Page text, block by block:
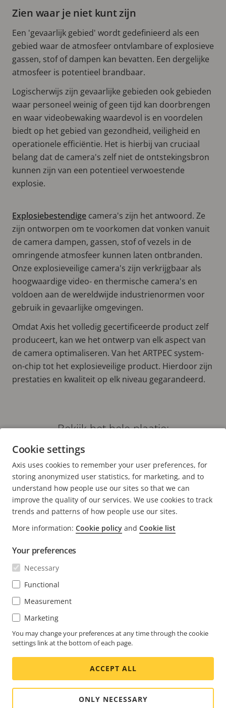
Zien waar je niet kunt zijn
Een 'gevaarlijk gebied' wordt gedefinieerd als een
gebied waar de atmosfeer ontvlambare of explosieve
gassen, stof of dampen kan bevatten. Een dergelijke
atmosfeer is potentieel brandbaar.
Logischerwijs zijn gevaarlijke gebieden ook gebieden
waar personeel weinig of geen tijd kan doorbrengen
en waar videobewaking waardevol is en voordelen
biedt op het gebied van gezondheid, veiligheid en
operationele efficiëntie. Het is hierbij van cruciaal
belang dat de camera's zelf niet de ontstekingsbron
kunnen zijn van een potentieel verwoestende
explosie.
Explosiebestendige camera's zijn het antwoord. Ze
zijn ontworpen om te voorkomen dat vonken vanuit
de camera dampen, gassen, stof of vezels in de
omringende atmosfeer kunnen laten ontbranden.
Onze explosieveilige camera's zijn verkrijgbaar als
hoogwaardige video- en thermische camera's en
voldoen aan de wereldwijde industrienormen voor
gebruik in gevaarlijke omgevingen.
Omdat Axis het volledig gecertificeerde product zelf
produceert, kan we het ontwerp van elk aspect van
de camera optimaliseren. Van het ARTPEC system-
on-chip tot het explosieveilige product. Hierdoor zijn
prestaties en kwaliteit op elk niveau gegarandeerd.
Bekijk het hele plaatje:
THERMISCHE CAMERA'S EN RADAR
EXPLOSIEBESTENDIGE CAMERA'S
FOOTER
CONTACT
Neem contact met ons op
Experience Center
NIEUWS EN VERHALEN
Klantverhalen
Life at Axis
Engineering at Axis
ABONNEREN
Abonneren op de nieuwsbrief
Abonneer u op e-mails met beveiligingsmeldingen van
Axis
NETHERLANDS / NEDERLANDS NEWSROOM
Social
Media
Menu
Facebook
Linkedin
Youtube
X
(Twitter)
Instagram
Cookie settings Colofon
Cookie settings
Axis uses cookies to remember your user preferences, for
storing anonymized user statistics, for marketing, and to
understand how people use our sites so that we can
improve the quality of our services. We use cookies to track
trends and patterns of how people use our sites.
More information: Cookie policy and Cookie list
Your preferences
Necessary
Functional
Measurement
Marketing
You may change your preferences at any time through the cookie
settings link at the bottom of each page.
ACCEPT ALL
ONLY NECESSARY